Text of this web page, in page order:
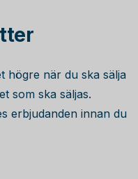
högre när du ska sälja
som ska säljas.
erbjudanden innan du